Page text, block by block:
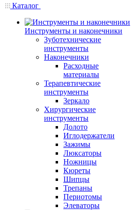
Каталог
Инструменты и наконечники
Зуботехнические
инструменты
Наконечники
Расходные
материалы
Терапевтические
инструменты
Зеркало
Хирургические
инструменты
Долото
Иглодержатели
Зажимы
Люксаторы
Ножницы
Кюреты
Шипцы
Трепаны
Периотомы
Элеваторы